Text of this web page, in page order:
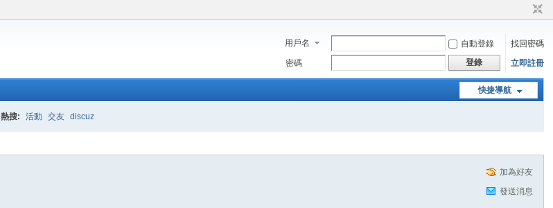
用戶名 自動登錄
找回密碼
密碼
登錄 立即註冊
快捷導航
熱搜: 活動 交友 discuz
加為好友
發送消息